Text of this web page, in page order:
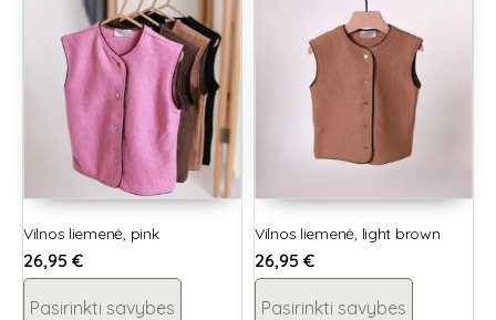
Vilnos liemenė, pink
26,95 €
Pasirinkti savybes
Vilnos liemenė, light brown
26,95 €
Pasirinkti savybes